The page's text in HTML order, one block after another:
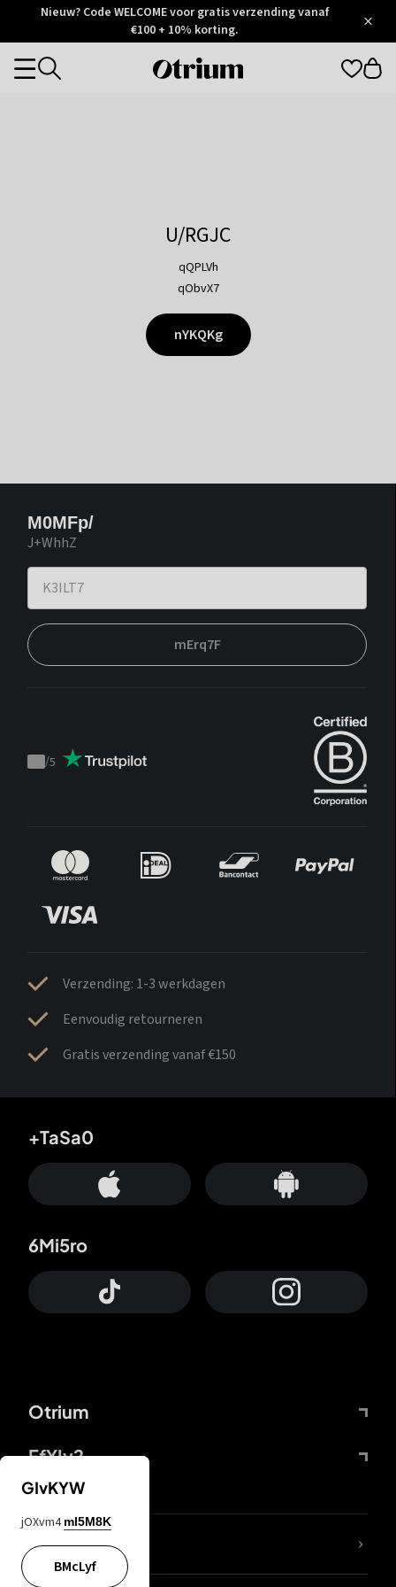
Otrium
Trustpilot
Nieuw? Code WELCOME voor gratis verzending vanaf
€100 + 10% korting.
Otrium
Categories
U/RGJC
qQPLVh
qObvX7
nYKQKg
M0MFp/
J+WhhZ
mErq7F
Trustpilot
/5
Verzending: 1-3 werkdagen
Eenvoudig retourneren
Gratis verzending vanaf €150
Otrium
FfYIy2
+TaSa0
6Mi5ro
KIjvtr
GIvKYW
jOXvm4 mI5M8K
BMcLyf